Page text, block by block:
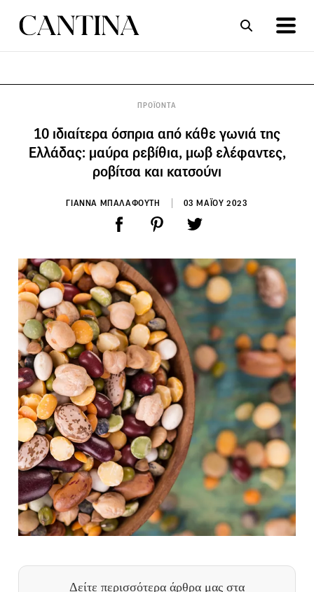
ΠΡΟΪΟΝΤΑ
10 ιδιαίτερα όσπρια από κάθε γωνιά της
Ελλάδας: μαύρα ρεβίθια, μωβ ελέφαντες,
ροβίτσα και κατσούνι
ΓΙΑΝΝΑ ΜΠΑΛΑΦΟΥΤΗ 03 ΜΑΪΟΥ 2023
Δείτε περισσότερα άρθρα μας στα